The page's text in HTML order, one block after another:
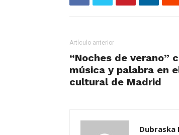
Artículo anterior
“Noches de verano”
música y palabra en
cultural de Madrid
Dubraska